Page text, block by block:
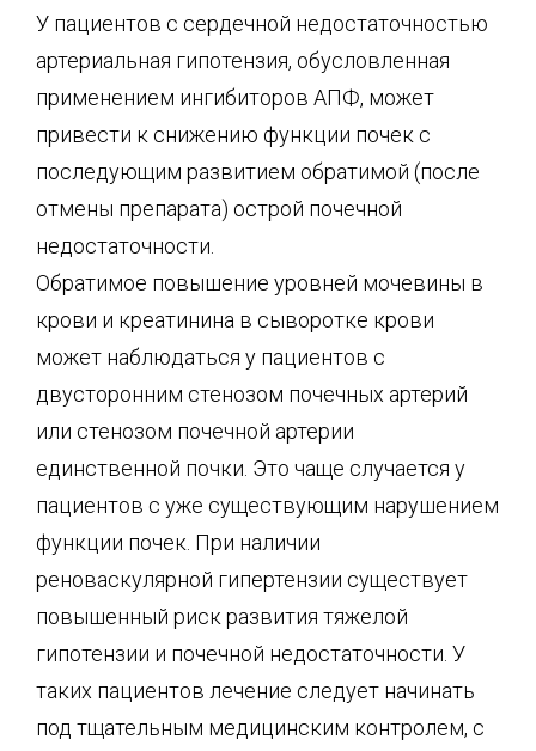
У пациентов с сердечной недостаточностью
артериальная гипотензия, обусловленная
применением ингибиторов АПФ, может
привести к снижению функции почек с
последующим развитием обратимой (после
отмены препарата) острой почечной
недостаточности.
Обратимое повышение уровней мочевины в
крови и креатинина в сыворотке крови
может наблюдаться у пациентов с
двусторонним стенозом почечных артерий
или стенозом почечной артерии
единственной почки. Это чаще случается у
пациентов с уже существующим нарушением
функции почек. При наличии
реноваскулярной гипертензии существует
повышенный риск развития тяжелой
гипотензии и почечной недостаточности. У
таких пациентов лечение следует начинать
под тщательным медицинским контролем, с